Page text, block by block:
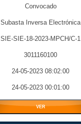
Convocado
Subasta Inversa Electrónica
SIE-SIE-18-2023-MPCH/C-1
3011160100
24-05-2023 08:02:00
24-05-2023 00:01:00
VER